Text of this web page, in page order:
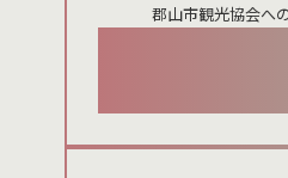
郡山市観光協会へ